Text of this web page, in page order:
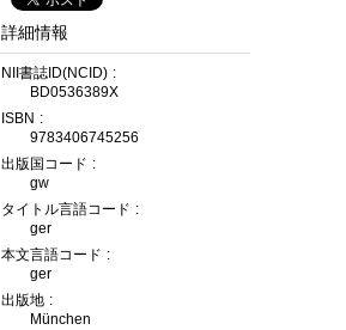
詳細情報
NII書誌ID(NCID)
BD0536389X
ISBN
9783406745256
出版国コード
gw
タイトル言語コード
ger
本文言語コード
ger
出版地
München